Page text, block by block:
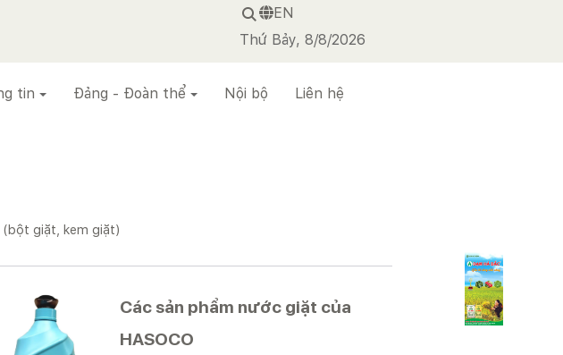
EN
Thứ Bảy, 8/8/2026
tin Đảng - Đoàn thể Nội bộ Liên hệ
giặt, kem giặt)
Các sản phẩm nước giặt của
HASOCO